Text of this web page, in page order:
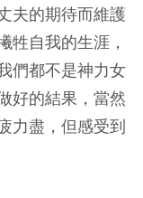
夫的期待而維護
牲自我的生涯，
們都不是神力女
好的結果，當然
力盡，但感受到